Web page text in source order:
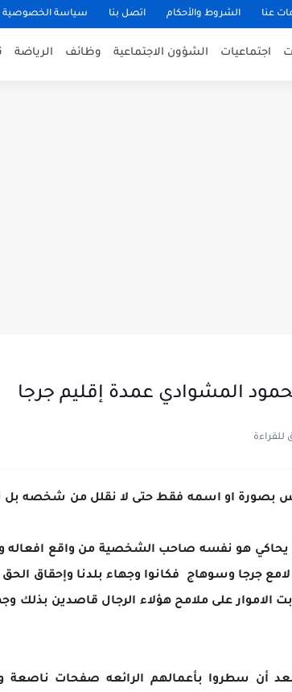
عنا الشروط والأحكام اتصل بنا سياسة الخصوصية
اجتماعيات الشؤون الاجتماعية وظائف الرياضة
المشوادي عمدة إقليم جرجا
بصورة او اسمه فقط حتى لا نقلل من شخصه بل
يحاكي هو نفسه صاحب الشخصية من واقع افعاله
جرجا وسوهاج فكانوا وجهاء بلدنا وإحقاق
الاموار على ملامح هؤلاء الرجال قاصدين بذلك
بعد أن سطروا بأعمالهم الرائعه صفحات ناصعة